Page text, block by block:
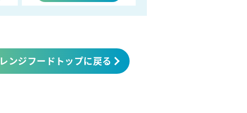
レンジフードトップに戻る